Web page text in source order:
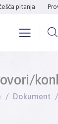
pitanja
Dokument